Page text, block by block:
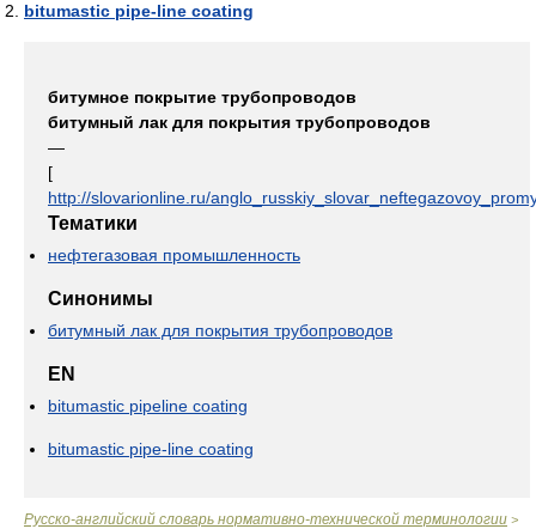
bitumastic pipe-line coating
битумное покрытие трубопроводов
битумный лак для покрытия трубопроводов
—
[
http://slovarionline.ru/
Тематики
нефтегазовая промышленность
Синонимы
битумный лак для покрытия трубопроводов
EN
bitumastic pipeline coating
bitumastic pipe-line coating
Русско-английский словарь нормативно-технической терминологии >